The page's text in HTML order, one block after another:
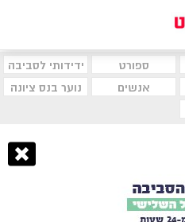
ספורט
ידידותי לסביבה
אנשים
נוער בנס ציונה